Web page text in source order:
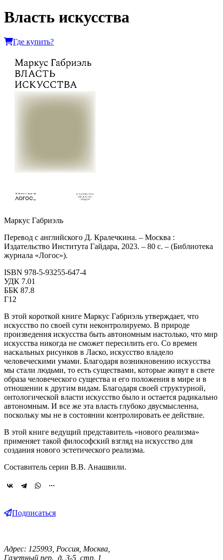
Власть искусства
Где купить?
Маркус Габриэль
Перевод с английского Д. Кралечкина. – Москва :
Издательство Института Гайдара, 2023. – 80 с. – (Библиотека
журнала «Логос»).
ISBN 978-5-93255-647-4
УДК 7.01
ББК 87.8
Г12
В этой короткой книге Маркус Габриэль утверждает, что
искусство по своей сути неконтролируемо. В природе
произведения искусства быть автономным настолько, что мир
искусства никогда не сможет пересилить его. Со времен
наскальных рисунков в Ласко, искусство владело
человеческими умами. Благодаря возникновению искусства
мы стали людьми, то есть существами, которые живут в свете
образа человеческого существа и его положения в мире и в
отношении к другим видам. Благодаря своей структурной,
онтологической власти искусство было и остается радикально
автономным. И все же эта власть глубоко двусмысленна,
поскольку мы не в состоянии контролировать ее действие.
В этой книге ведущий представитель «нового реализма»
применяет такой философский взгляд на искусство для
создания нового эстетического реализма.
Составитель серии В.В. Анашвили.
Подписаться
Адрес: 125993, Россия, Москва,
Газетный пер., д. 3-5, стр. 1